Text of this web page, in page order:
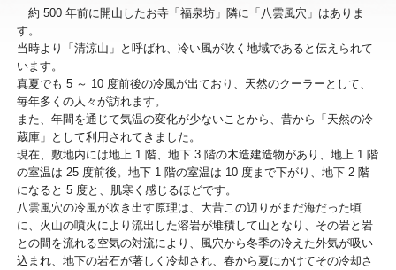
約 500 年前に開山したお寺「福泉坊」隣に「八雲風穴」はありま
す。
当時より「清涼山」と呼ばれ、冷い風が吹く地域であると伝えられて
います。
真夏でも 5 ～ 10 度前後の冷風が出ており、天然のクーラーとして、
毎年多くの人々が訪れます。
また、年間を通じて気温の変化が少ないことから、昔から「天然の冷
蔵庫」として利用されてきました。
現在、敷地内には地上 1 階、地下 3 階の木造建造物があり、地上 1 階
の室温は 25 度前後。地下 1 階の室温は 10 度まで下がり、地下 2 階
になると 5 度と、肌寒く感じるほどです。
八雲風穴の冷風が吹き出す原理は、大昔この辺りがまだ海だった頃
に、火山の噴火により流出した溶岩が堆積して山となり、その岩と岩
との間を流れる空気の対流により、風穴から冬季の冷えた外気が吸い
込まれ、地下の岩石が著しく冷却され、春から夏にかけてその冷却さ